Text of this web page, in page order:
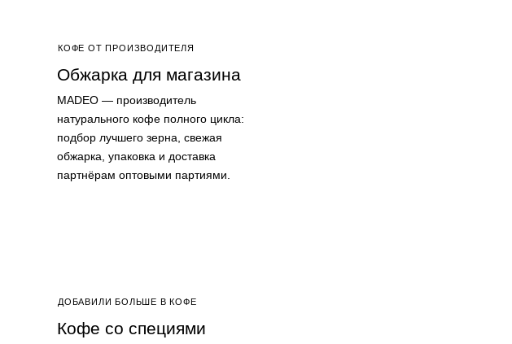
КОФЕ ОТ ПРОИЗВОДИТЕЛЯ
Обжарка для магазина
MADEO — производитель
натурального кофе полного цикла:
подбор лучшего зерна, свежая
обжарка, упаковка и доставка
партнёрам оптовыми партиями.
ДОБАВИЛИ БОЛЬШЕ В КОФЕ
Кофе со специями